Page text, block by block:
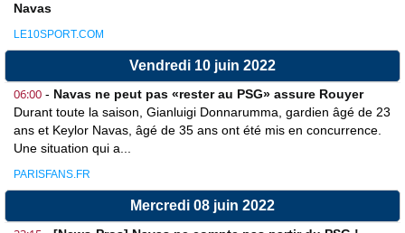
Navas
LE10SPORT.COM
Vendredi 10 juin 2022
06:00 - Navas ne peut pas «rester au PSG» assure Rouyer
Durant toute la saison, Gianluigi Donnarumma, gardien âgé de 23
ans et Keylor Navas, âgé de 35 ans ont été mis en concurrence.
Une situation qui a...
PARISFANS.FR
Mercredi 08 juin 2022